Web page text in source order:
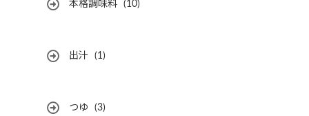
本格調味料 (10)
出汁 (1)
つゆ (3)